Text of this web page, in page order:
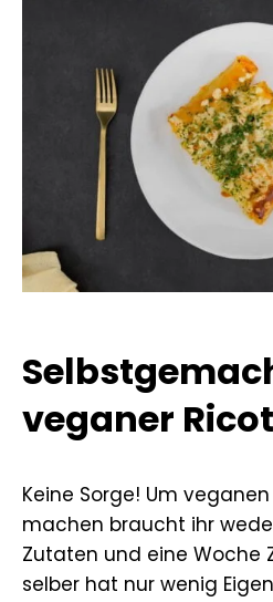
veganer
Keine Sorge! Um
machen braucht ihr
Zutaten und eine Woche
selber hat nur wenig